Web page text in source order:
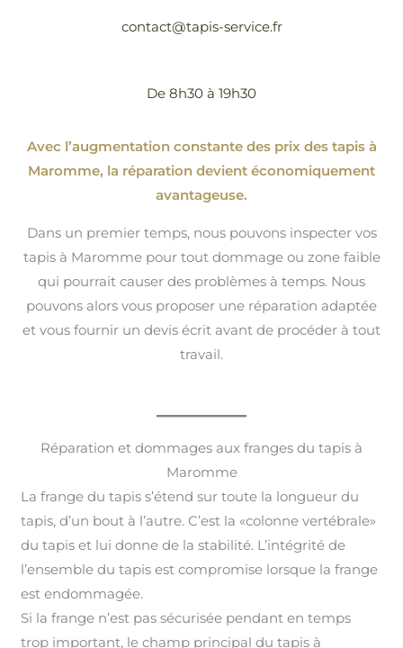
contact@tapis-service.fr
De 8h30 à 19h30
Avec l’augmentation constante des prix des tapis à
Maromme, la réparation devient économiquement
avantageuse.
Dans un premier temps, nous pouvons inspecter vos
tapis à Maromme pour tout dommage ou zone faible
qui pourrait causer des problèmes à temps. Nous
pouvons alors vous proposer une réparation adaptée
et vous fournir un devis écrit avant de procéder à tout
travail.
Réparation et dommages aux franges du tapis à
Maromme
La frange du tapis s’étend sur toute la longueur du
tapis, d’un bout à l’autre. C’est la «colonne vertébrale»
du tapis et lui donne de la stabilité. L’intégrité de
l’ensemble du tapis est compromise lorsque la frange
est endommagée.
Si la frange n’est pas sécurisée pendant en temps
trop important, le champ principal du tapis à